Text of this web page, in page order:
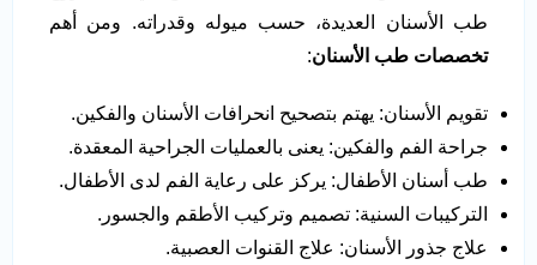
طب الأسنان العديدة، حسب ميوله وقدراته. ومن أهم
تخصصات طب الأسنان:
تقويم الأسنان: يهتم بتصحيح انحرافات الأسنان والفكين.
جراحة الفم والفكين: يعنى بالعمليات الجراحية المعقدة.
طب أسنان الأطفال: يركز على رعاية الفم لدى الأطفال.
التركيبات السنية: تصميم وتركيب الأطقم والجسور.
علاج جذور الأسنان: علاج القنوات العصبية.